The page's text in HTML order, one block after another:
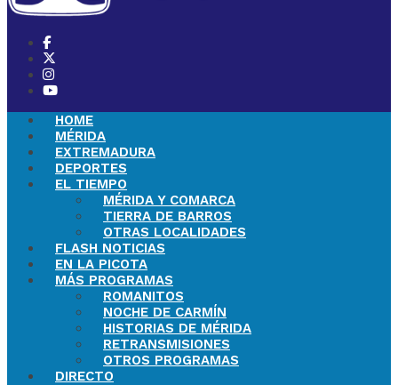
HOME
MÉRIDA
EXTREMADURA
DEPORTES
EL TIEMPO
MÉRIDA Y COMARCA
TIERRA DE BARROS
OTRAS LOCALIDADES
FLASH NOTICIAS
EN LA PICOTA
MÁS PROGRAMAS
ROMANITOS
NOCHE DE CARMÍN
HISTORIAS DE MÉRIDA
RETRANSMISIONES
OTROS PROGRAMAS
DIRECTO